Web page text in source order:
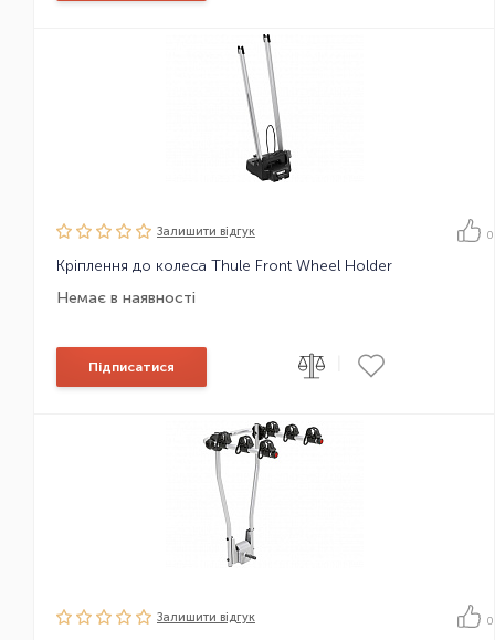
Залишити вiдгук 0
Кріплення до колеса Thule Front Wheel Holder
Немає в наявності
Підписатися
Залишити вiдгук 0